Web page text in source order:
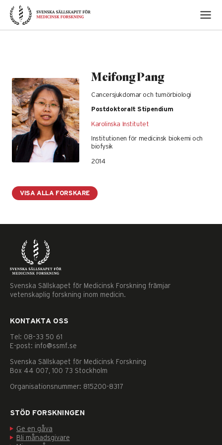
Skip
content
Meifong Pang
Cancersjukdomar och tumörbiologi
Postdoktoralt Stipendium
Karolinska Institutet
Institutionen för medicinsk biokemi och
biofysik
2014
VISA ALLA FORSKARE
Svenska Sällskapet för Medicinsk Forskning främjar
vetenskaplig forskning inom medicin.
KONTAKTA OSS
Tel: 08–33 50 61
E-post: info@ssmf.se
Svenska Sällskapet för Medicinsk Forskning
Box 44 007, 100 73 Stockholm
Organisationsnummer: 815200-8317
STÖD FORSKNINGEN
Ge en gåva
Bli månadsgivare
Nödvändiga